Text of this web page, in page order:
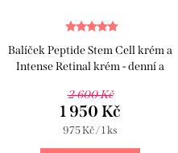
Balíček Peptide Stem Cell krém a
Intense Retinal krém - denní a
2 600 Kč
1 950 Kč
Měrná
cena:
975 Kč / 1 ks